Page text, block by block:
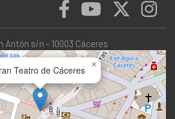
Antón s/n - 10003 Cáceres
Teatro de Cáceres ×